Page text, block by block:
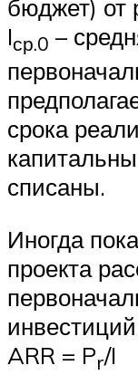
бюджет) от
Iср.0 –
срока
списаны.
Иногда
проекта
ARR = Pr/I